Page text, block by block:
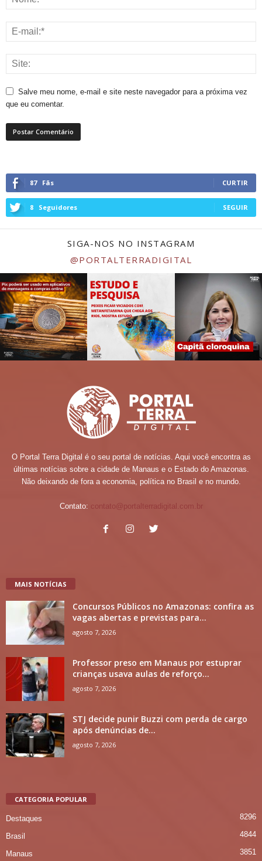
Salve meu nome, e-mail e site neste navegador para a próxima vez
que eu comentar.
87 Fãs CURTIR
8 Seguidores SEGUIR
SIGA-NOS NO INSTAGRAM
@PORTALTERRADIGITAL
O Portal Terra Digital é o seu portal de notícias. Aqui você encontra as
últimas notícias sobre a cidade de Manaus e o Estado do Amazonas.
Não deixando de fora a economia, política no Brasil e no mundo.
Contato: contato@portalterradigital.com.br
MAIS NOTÍCIAS
Concursos Públicos no Amazonas: confira as
vagas abertas e previstas para...
agosto 7, 2026
Professor preso em Manaus por estuprar
crianças usava aulas de reforço...
agosto 7, 2026
STJ decide punir Buzzi com perda de cargo
após denúncias de...
agosto 7, 2026
CATEGORIA POPULAR
Destaques 8296
Brasil 4844
Manaus 3851